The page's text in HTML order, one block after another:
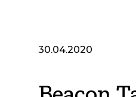
30.04.2020